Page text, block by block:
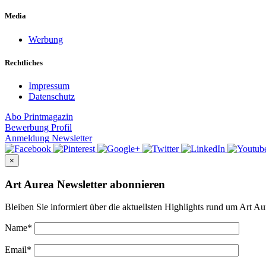
Media
Werbung
Rechtliches
Impressum
Datenschutz
Abo Printmagazin
Bewerbung Profil
Anmeldung Newsletter
×
Art Aurea Newsletter abonnieren
Bleiben Sie informiert über die aktuellsten Highlights rund um Art
Name*
Email*